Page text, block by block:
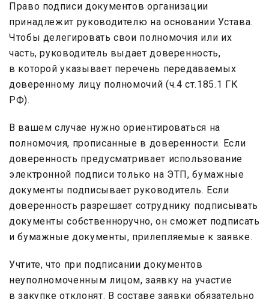
Право подписи документов организации
принадлежит руководителю на основании Устава.
Чтобы делегировать свои полномочия или их
часть, руководитель выдает доверенность,
в которой указывает перечень передаваемых
доверенному лицу полномочий (ч.4 ст.185.1 ГК
РФ).
В вашем случае нужно ориентироваться на
полномочия, прописанные в доверенности. Если
доверенность предусматривает использование
электронной подписи только на ЭТП, бумажные
документы подписывает руководитель. Если
доверенность разрешает сотруднику подписывать
документы собственноручно, он сможет подписать
и бумажные документы, прилепляемые к заявке.
Учтите, что при подписании документов
неуполномоченным лицом, заявку на участие
в закупке отклонят. В составе заявки обязательно